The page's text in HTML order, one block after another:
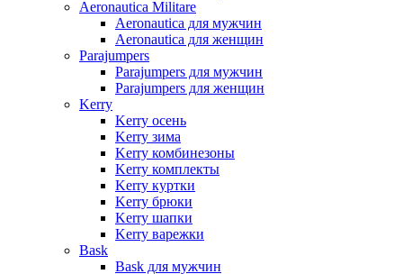
Aeronautica Militare
Aeronautica для мужчин
Aeronautica для женщин
Parajumpers
Parajumpers для мужчин
Parajumpers для женщин
Kerry
Kerry осень
Kerry зима
Kerry комбинезоны
Kerry комплекты
Kerry куртки
Kerry брюки
Kerry шапки
Kerry варежки
Bask
Bask для мужчин